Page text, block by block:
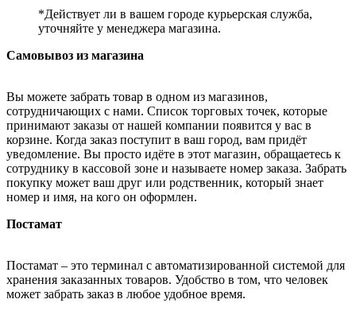
*Действует ли в вашем городе курьерская служба,
уточняйте у менеджера магазина.
Самовывоз из магазина
Вы можете забрать товар в одном из магазинов,
сотрудничающих с нами. Список торговых точек, которые
принимают заказы от нашей компании появится у вас в
корзине. Когда заказ поступит в ваш город, вам придёт
уведомление. Вы просто идёте в этот магазин, обращаетесь к
сотруднику в кассовой зоне и называете номер заказа. Забрать
покупку может ваш друг или родственник, который знает
номер и имя, на кого он оформлен.
Постамат
Постамат – это терминал с автоматизированной системой для
хранения заказанных товаров. Удобство в том, что человек
может забрать заказ в любое удобное время.